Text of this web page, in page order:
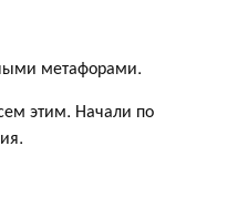
метафорами.
этим. Начали по